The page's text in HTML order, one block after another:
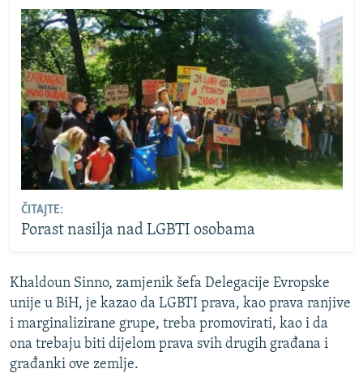
ČITAJTE:
Porast nasilja nad LGBTI osobama
Khaldoun Sinno, zamjenik šefa Delegacije Evropske
unije u BiH, je kazao da LGBTI prava, kao prava ranjive
i marginalizirane grupe, treba promovirati, kao i da
ona trebaju biti dijelom prava svih drugih građana i
građanki ove zemlje.